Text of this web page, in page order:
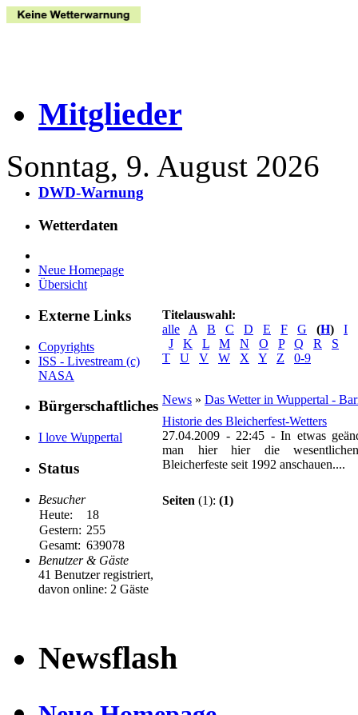
Mitglieder
Sonntag, 9. August 2026
DWD-Warnung
Wetterdaten
Neue Homepage
Übersicht
Externe Links
Copyrights
ISS - Livestream (c)
NASA
Bürgerschaftliches
I love Wuppertal
Status
Besucher
Heute:
18
Gestern: 255
Gesamt: 639078
Benutzer & Gäste
41 Benutzer registriert,
davon online: 2 Gäste
Titelauswahl:
alle
A B C D E F G (H)
I
J
K L M N O P Q R
S
T
U V W X Y Z 0-9
News » Das Wetter in Wuppertal -
Historie des Bleicherfest-Wetters
27.04.2009 - 22:45 - In etwas
man hier hier die
Bleicherfeste seit 1992 anschauen....
Seiten (1): (1)
Newsflash